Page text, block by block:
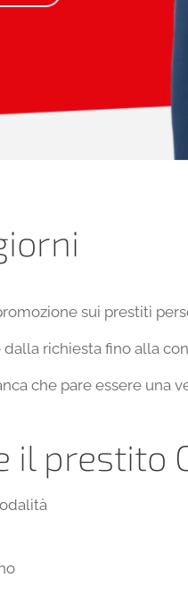
sui prestiti
richiesta fino alla
che pare essere una
il prestito